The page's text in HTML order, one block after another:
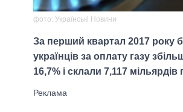
фото: Українські Новини
За перший квартал 2017 року
українців за оплату газу
16,7% і склали 7,117 мільярдів